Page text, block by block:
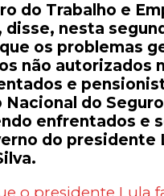
do Trabalho e
disse, nesta
os problemas
não autorizados
e
do Seguro
enfrentados e
do presidente